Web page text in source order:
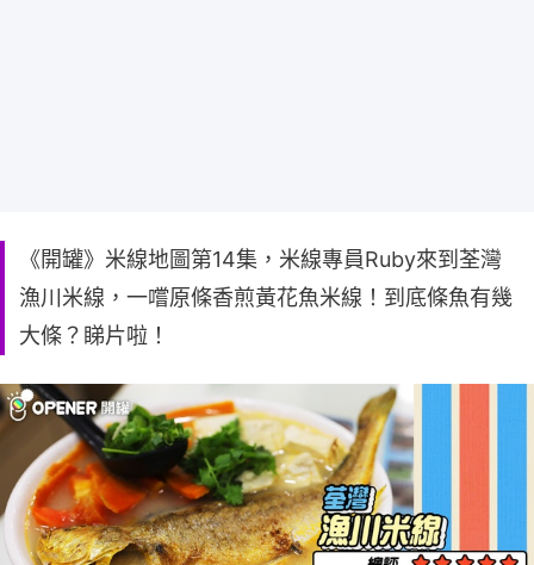
《開罐》米線地圖第14集，米線專員Ruby來到荃灣
漁川米線，一嚐原條香煎黃花魚米線！到底條魚有幾
大條？睇片啦！